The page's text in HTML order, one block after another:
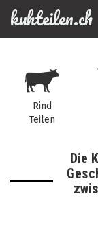
kuhteilen.ch
Rind
Teilen
Die